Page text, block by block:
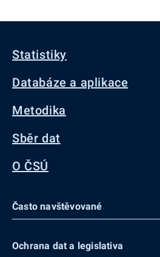
Statistiky
Databáze a aplikace
Metodika
Sběr dat
O ČSÚ
Často navštěvované
Ochrana dat a legislativa